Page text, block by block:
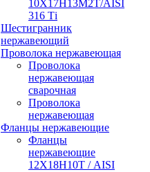
10Х17Н13М2Т/AISI
316 Тi
Шестигранник
нержавеющий
Проволока нержавеющая
Проволока
нержавеющая
сварочная
Проволока
нержавеющая
Фланцы нержавеющие
Фланцы
нержавеющие
12Х18Н10Т / AISI